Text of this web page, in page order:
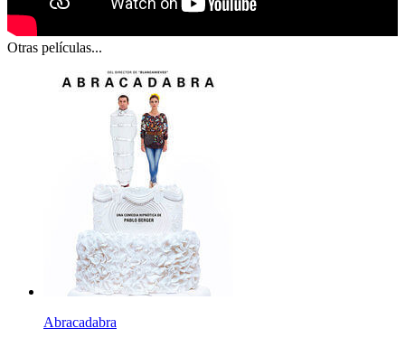
Otras películas...
Abracadabra